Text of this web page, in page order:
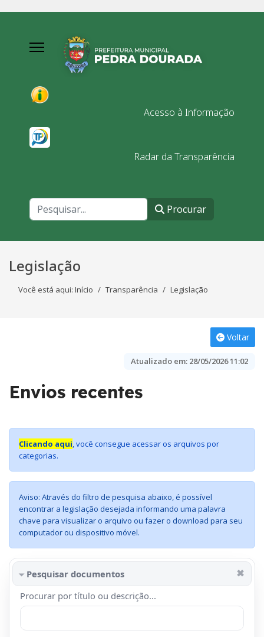
Acesso à Informação
Radar da Transparência
Procurar
Legislação
Você está aqui: Início Transparência Legislação
Voltar
Atualizado em: 28/05/2026 11:02
Envios recentes
Clicando aqui, você consegue acessar os arquivos por
categorias.
Aviso: Através do filtro de pesquisa abaixo, é possível
encontrar a legislação desejada informando uma palavra
chave para visualizar o arquivo ou fazer o download para seu
computador ou dispositivo móvel.
Pesquisar documentos
Procurar por título ou descrição...